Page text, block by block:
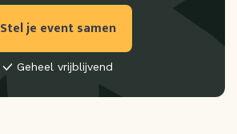
Stel je event samen
Geheel vrijblijvend